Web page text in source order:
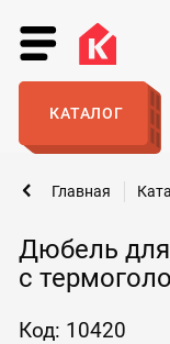
КАТАЛОГ
Дюбель для
с
Главная
Код: 10420